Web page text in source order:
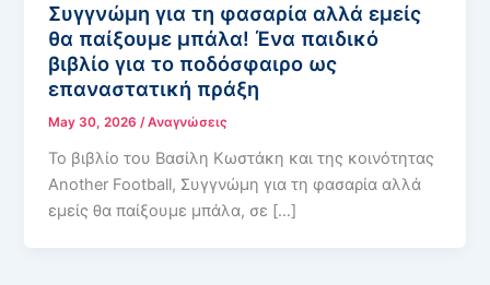
Συγγνώμη για τη φασαρία αλλά εμείς
θα παίξουμε μπάλα! Ένα παιδικό
βιβλίο για το ποδόσφαιρο ως
επαναστατική πράξη
May 30, 2026/Αναγνώσεις
Το βιβλίο του Βασίλη Κωστάκη και της κοινότητας
Another Football, Συγγνώμη για τη φασαρία αλλά
εμείς θα παίξουμε μπάλα, σε […]